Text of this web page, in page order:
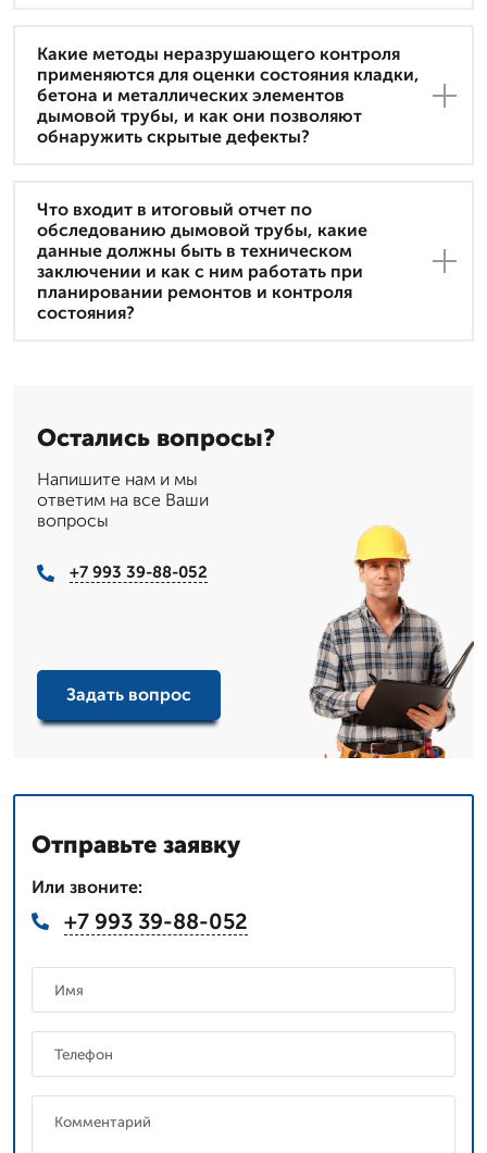
Какие методы неразрушающего контроля
применяются для оценки состояния кладки,
бетона и металлических элементов
дымовой трубы, и как они позволяют
обнаружить скрытые дефекты?
Что входит в итоговый отчет по
обследованию дымовой трубы, какие
данные должны быть в техническом
заключении и как с ним работать при
планировании ремонтов и контроля
состояния?
Остались вопросы?
Напишите нам и мы
ответим на все Ваши
вопросы
+7 993 39-88-052
Задать вопрос
Отправьте заявку
Или звоните:
+7 993 39-88-052